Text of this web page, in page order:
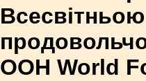
Всесвітньою
ООН World